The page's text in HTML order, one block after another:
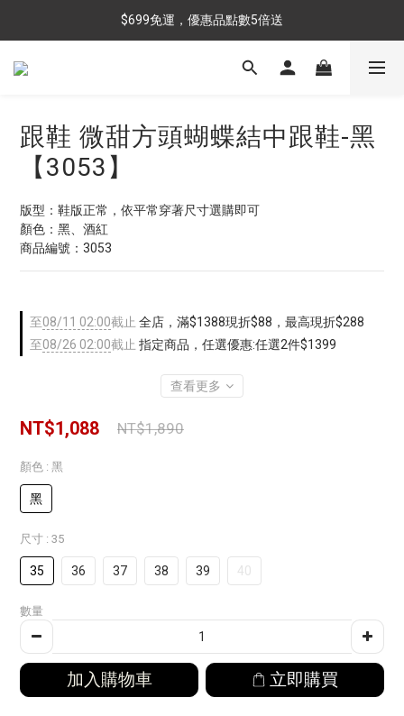
$699免運，優惠品點數5倍送
$699免運，優惠品點數5倍送
滿額最高現折$288
$699免運，優惠品點數5倍送
跟鞋 微甜方頭蝴蝶結中跟鞋-黑
【3053】
版型：鞋版正常，依平常穿著尺寸選購即可
顏色：黑、酒紅
商品編號：3053
至08/11 02:00截止 全店，滿$1388現折$88，最高現折$288
至08/26 02:00截止 指定商品，任選優惠:任選2件$1399
查看更多
NT$1,088 NT$1,890
顏色 : 黑
黑
尺寸 : 35
35 36 37 38 39 40
數量
加入購物車 立即購買